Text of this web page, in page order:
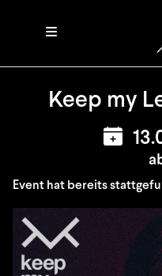
Keep my
Event hat bereits